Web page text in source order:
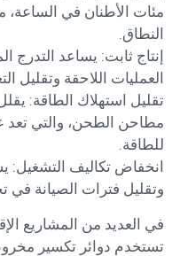
مئات الأطنان في الساعة،
النطاق.
إنتاج ثابت: يساعد
العمليات اللاحقة وتقليل
تقليل استهلاك الطاقة:
مطاحن الطحن، والتي تعد
للطاقة.
انخفاض تكاليف التشغيل:
وتقليل فترات الصيانة في
في العديد من المشاريع
تستخدم دوائر تكسير